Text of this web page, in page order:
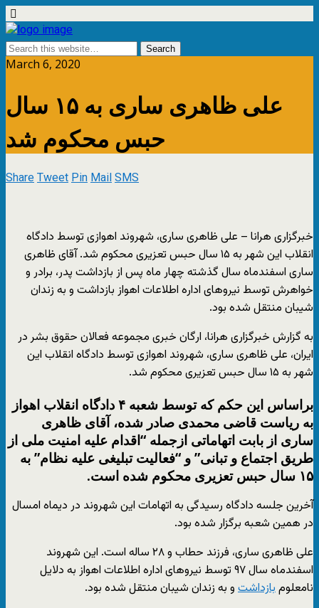
March 6, 2020
علی ظاهری ساری به ۱۵ سال
حبس محکوم شد
ShareTweetPinMailSMS
خبرگزاری هرانا – علی ظاهری ساری، شهروند اهوازی توسط دادگاه
انقلاب این شهر به ۱۵ سال حبس تعزیری محکوم شد. آقای ظاهری
ساری اسفندماه سال گذشته چهار ماه پس از بازداشت پدر، برادر و
خواهرش توسط نیروهای اداره اطلاعات اهواز بازداشت و به زندان
شیبان منتقل شده بود.
به گزارش خبرگزاری هرانا، ارگان خبری مجموعه فعالان حقوق بشر در
ایران، علی ظاهری ساری، شهروند اهوازی توسط دادگاه انقلاب این
شهر به ۱۵ سال حبس تعزیری محکوم شد.
براساس این حکم که توسط شعبه ۴ دادگاه انقلاب اهواز
به ریاست قاضی محمدی صادر شده، آقای ظاهری
ساری از بابت اتهاماتی ازجمله “اقدام علیه امنیت ملی از
طریق اجتماع و تبانی” و “فعالیت تبلیغی علیه نظام” به
۱۵ سال حبس تعزیری محکوم شده است.
آخرین جلسه دادگاه رسیدگی به اتهامات این شهروند در دیماه امسال
در همین شعبه برگزار شده بود.
علی ظاهری ساری، فرزند حطاب و ۲۸ ساله است. این شهروند
اسفندماه سال ۹۷ توسط نیروهای اداره اطلاعات اهواز به دلایل
نامعلومبازداشت و به زندان شیبان منتقل شده بود.